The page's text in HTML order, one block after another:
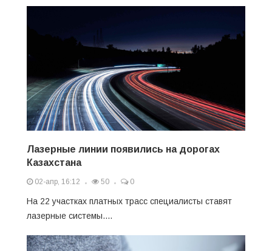
Лазерные линии появились на дорогах
Казахстана
02-апр, 16:12 50 0
На 22 участках платных трасс специалисты ставят
лазерные системы....